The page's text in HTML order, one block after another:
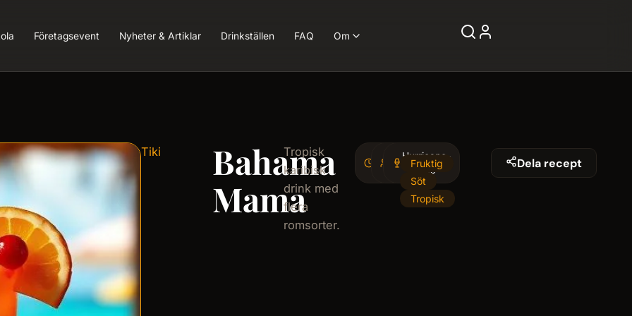
Företagsevent Nyheter & Artiklar Drinkställen FAQ Om
Tiki
Bahama
Mama
Tropisk
karibisk
drink med
flera
romsorter.
5
minminutes
1
serving
Hurricane-
glas
Fruktig
Söt
Tropisk
Dela recept